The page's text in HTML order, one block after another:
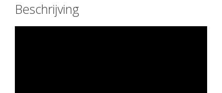
Beschrijving